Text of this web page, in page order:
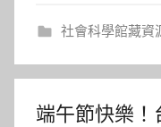
格
社會科學館藏資
端午節快樂！